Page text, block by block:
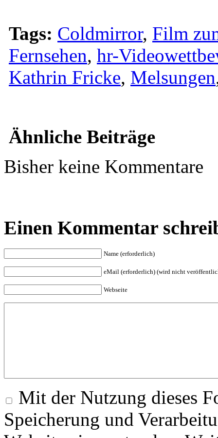
Tags: Coldmirror, Film
Fernsehen, hr-
Kathrin Fricke, Melsungen
Ähnliche Beiträge
Bisher keine Kommentare
Einen Kommentar
Name (erforderlich)
eMail (erforderlich) (wird nicht
Webseite
Mit der Nutzung dieses
Speicherung und